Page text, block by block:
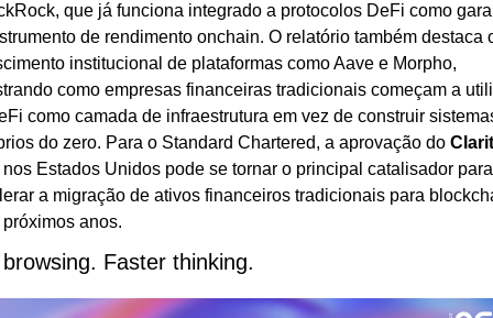
que já funciona integrado a protocolos DeFi como
de rendimento onchain. O relatório também destaca
institucional de plataformas como Aave e Morpho,
como empresas financeiras tradicionais começam a
como camada de infraestrutura em vez de construir
do zero. Para o Standard Chartered, a aprovação do
nos Estados Unidos pode se tornar o principal catalisador para
a migração de ativos financeiros tradicionais para
anos.
Faster thinking.